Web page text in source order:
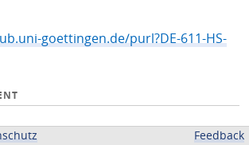
goettingen.de/purl?DE-611-HS-
Feedback